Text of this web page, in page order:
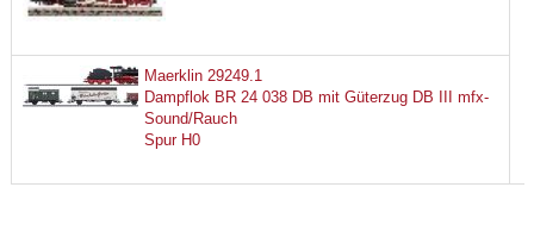
Maerklin 29249.1
Dampflok BR 24 038 DB mit Güterzug DB III mfx-
Sound/Rauch
Spur H0